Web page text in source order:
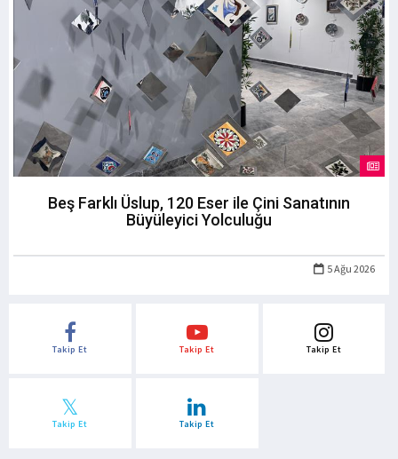
Beş Farklı Üslup, 120 Eser ile Çini Sanatının
Büyüleyici Yolculuğu
5 Ağu 2026
Takip Et Takip Et Takip Et
Takip Et Takip Et